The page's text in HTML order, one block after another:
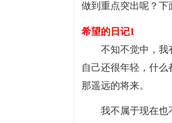
做到重点突出呢？下
希望的日记1
不知不觉中，我
自己还很年轻，什
那遥远的将来。
我不属于现在也